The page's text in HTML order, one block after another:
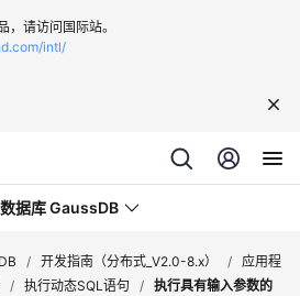
，请访问国际站。
intl/
据库 GaussDB
/ 开发指南（分布式_V2.0-8.x） / 应用程
/ 执行动态SQL语句 / 执行具有输入参数的